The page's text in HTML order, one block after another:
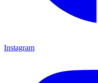
Instagram